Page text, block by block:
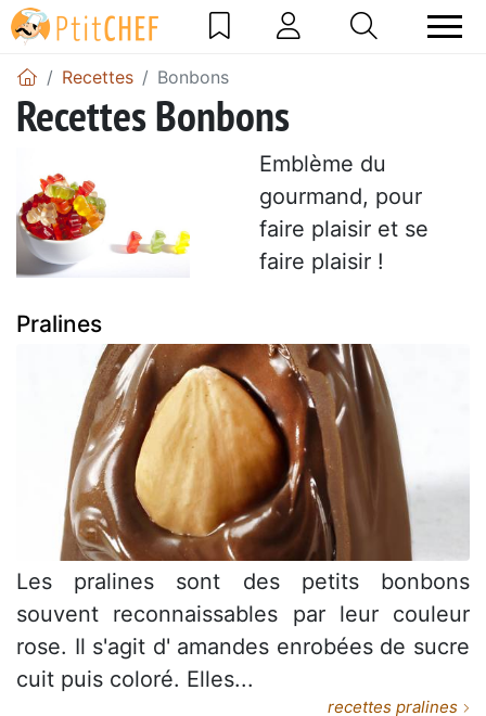
Recettes Bonbons
Recettes Bonbons
Emblème du
gourmand, pour
faire plaisir et se
faire plaisir !
Pralines
Les pralines sont des petits bonbons
souvent reconnaissables par leur couleur
rose. Il s'agit d' amandes enrobées de sucre
cuit puis coloré. Elles...
recettes pralines